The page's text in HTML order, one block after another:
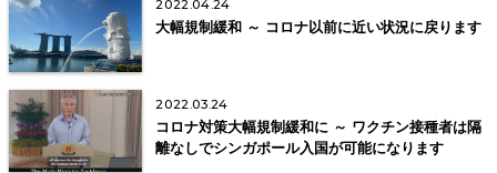
2022.04.24
大幅規制緩和 ～ コロナ以前に近い状況に戻ります
2022.03.24
コロナ対策大幅規制緩和に ～ ワクチン接種者は隔
離なしでシンガポール入国が可能になります